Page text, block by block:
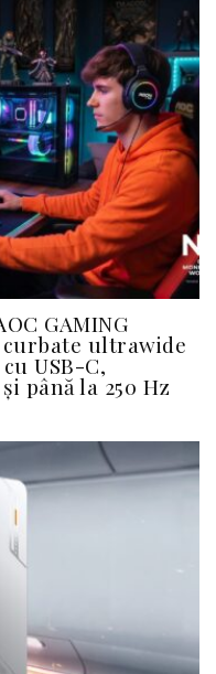
GAMING
ultrawide
cu USB-C,
până la 250 Hz